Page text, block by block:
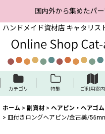
国内外から集めたパ
ハンドメイド資材店 キャタリス
カテゴリ 特集 ご利用案内
ホーム > 副資材 > ヘアピン・ヘアゴ
> 皿付きロングヘアピン/金古美/